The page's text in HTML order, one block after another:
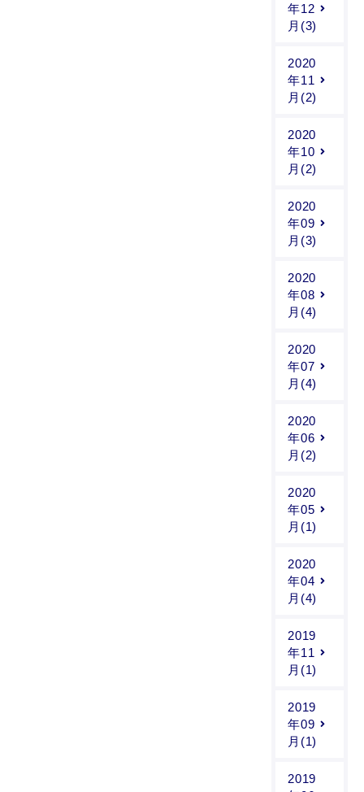
年12
月(3)
2020
年11
月(2)
2020
年10
月(2)
2020
年09
月(3)
2020
年08
月(4)
2020
年07
月(4)
2020
年06
月(2)
2020
年05
月(1)
2020
年04
月(4)
2019
年11
月(1)
2019
年09
月(1)
2019